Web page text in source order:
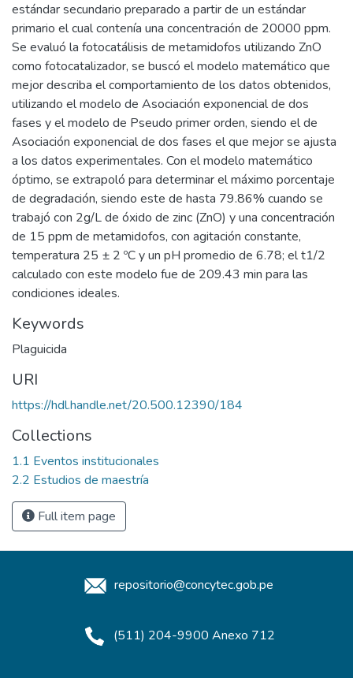
estándar secundario preparado a partir de un estándar
primario el cual contenía una concentración de 20000 ppm.
Se evaluó la fotocatálisis de metamidofos utilizando ZnO
como fotocatalizador, se buscó el modelo matemático que
mejor describa el comportamiento de los datos obtenidos,
utilizando el modelo de Asociación exponencial de dos
fases y el modelo de Pseudo primer orden, siendo el de
Asociación exponencial de dos fases el que mejor se ajusta
a los datos experimentales. Con el modelo matemático
óptimo, se extrapoló para determinar el máximo porcentaje
de degradación, siendo este de hasta 79.86% cuando se
trabajó con 2g/L de óxido de zinc (ZnO) y una concentración
de 15 ppm de metamidofos, con agitación constante,
temperatura 25 ± 2 ºC y un pH promedio de 6.78; el t1/2
calculado con este modelo fue de 209.43 min para las
condiciones ideales.
Keywords
Plaguicida
URI
https://hdl.handle.net/20.500.12390/184
Collections
1.1 Eventos institucionales
2.2 Estudios de maestría
Full item page
repositorio@concytec.gob.pe
(511) 204-9900 Anexo 712